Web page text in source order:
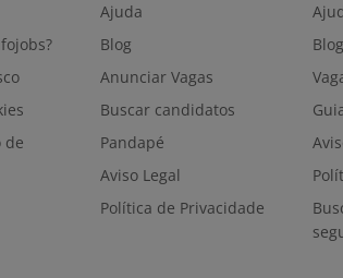
de
Ajuda
Blog
Anunciar Vagas
Buscar candidatos
Pandapé
Aviso Legal
Política de Privacidade
Blog